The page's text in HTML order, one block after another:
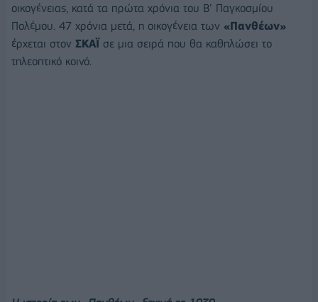
οικογένειας, κατά τα πρώτα χρόνια του Β’ Παγκοσμίου
Πολέμου. 47 χρόνια μετά, η οικογένεια των «Πανθέων»
έρχεται στον ΣΚΑΪσε μια σειρά που θα καθηλώσει το
τηλεοπτικό κοινό.